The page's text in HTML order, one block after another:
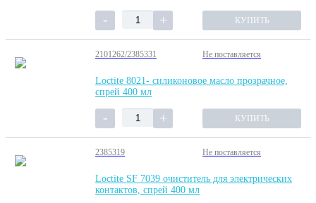
КУПИТЬ
2101262/2385331 Не поставляется
Loctite 8021- силиконовое масло прозрачное,
спрей 400 мл
КУПИТЬ
2385319 Не поставляется
Loctite SF 7039 очиститель для электрических
контактов, спрей 400 мл